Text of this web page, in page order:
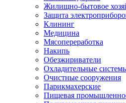
Жилищно-бытовое
Защита
Клининг
Медицина
Мясопереработка
Накипь
Обезжириватели
Охладительные
Очистные сооружения
Парикмахерские
Пищевая